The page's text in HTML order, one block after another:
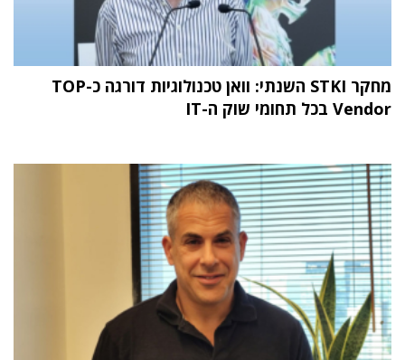
מחקר STKI השנתי: וואן טכנולוגיות דורגה כ-TOP
Vendor בכל תחומי שוק ה-IT